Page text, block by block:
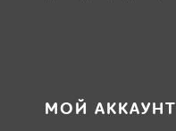
МОЙ АККАУНТ